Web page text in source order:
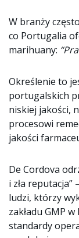
W branży
co Portugalia
marihuany:
Określenie to
portugalskich
niskiej jakości,
procesowi
jakości
De Cordova
i zła reputacja”
ludzi, którzy
zakładu GMP
standardy